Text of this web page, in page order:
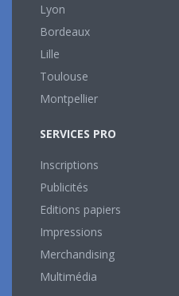
Lyon
Bordeaux
Lille
Toulouse
Montpellier
SERVICES PRO
Inscriptions
Publicités
Editions papiers
Impressions
Merchandising
Multimédia